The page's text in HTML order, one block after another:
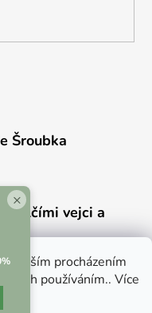
Dalším procházením
používáním.. Více
Šroubka
vejci a
×